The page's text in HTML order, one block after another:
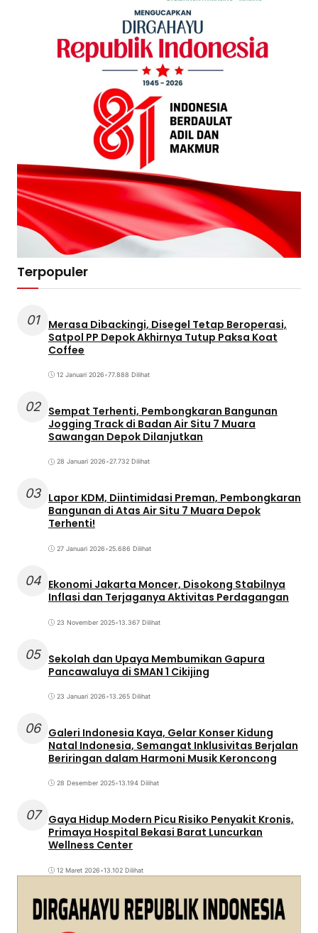
Terpopuler
01
Merasa Dibackingi, Disegel Tetap Beroperasi,
Satpol PP Depok Akhirnya Tutup Paksa Koat
Coffee
12 Januari 2026•77.888 Dilihat
02 Sempat Terhenti, Pembongkaran Bangunan
Jogging Track di Badan Air Situ 7 Muara
Sawangan Depok Dilanjutkan
28 Januari 2026•27.732 Dilihat
03 Lapor KDM, Diintimidasi Preman, Pembongkaran
Bangunan di Atas Air Situ 7 Muara Depok
Terhenti!
27 Januari 2026•25.686 Dilihat
04 Ekonomi Jakarta Moncer, Disokong Stabilnya
Inflasi dan Terjaganya Aktivitas Perdagangan
23 November 2025•13.367 Dilihat
05 Sekolah dan Upaya Membumikan Gapura
Pancawaluya di SMAN 1 Cikijing
23 Januari 2026•13.265 Dilihat
06 Galeri Indonesia Kaya, Gelar Konser Kidung
Natal Indonesia, Semangat Inklusivitas Berjalan
Beriringan dalam Harmoni Musik Keroncong
28 Desember 2025•13.194 Dilihat
07
Gaya Hidup Modern Picu Risiko Penyakit Kronis,
Primaya Hospital Bekasi Barat Luncurkan
Wellness Center
12 Maret 2026•13.102 Dilihat